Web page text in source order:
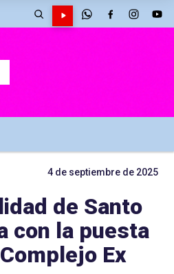
4 de septiembre de 2025
de Santo
con la puesta
Ex